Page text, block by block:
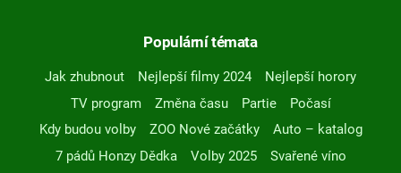
Populární témata
Jak zhubnout Nejlepší filmy 2024
Nejlepší horory
TV program
Změna času Partie
Počasí
Kdy budou volby
ZOO Nové začátky
Auto – katalog
7 pádů Honzy Dědka
Volby 2025
Svařené víno